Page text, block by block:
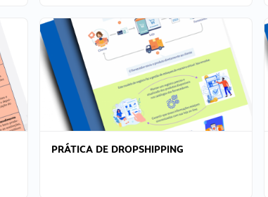
PRÁTICA DE DROPSHIPPING